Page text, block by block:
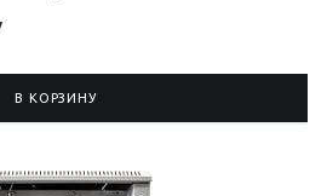
В КОРЗИНУ